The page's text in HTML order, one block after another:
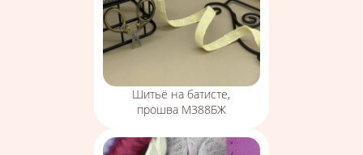
Шитьё на батисте,
прошва М388БЖ